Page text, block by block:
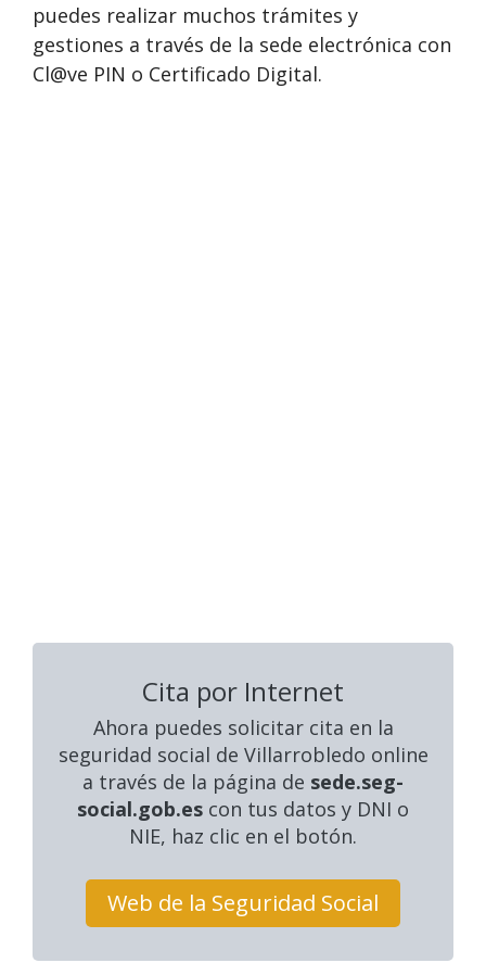
puedes realizar muchos trámites y
gestiones a través de la sede electrónica con
Cl@ve PIN o Certificado Digital.
Cita por Internet
Ahora puedes solicitar cita en la
seguridad social de Villarrobledo online
a través de la página de sede.seg-
social.gob.es con tus datos y DNI o
NIE, haz clic en el botón.
Web de la Seguridad Social